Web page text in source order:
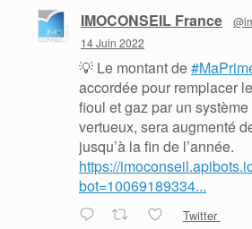
IMOCONSEIL France
14 Juin 2022
💡 Le montant de
accordée pour remplacer
fioul et gaz par un
vertueux, sera augmenté
jusqu’à la fin de l’année.
https://
bot=10069189334...
Twitter